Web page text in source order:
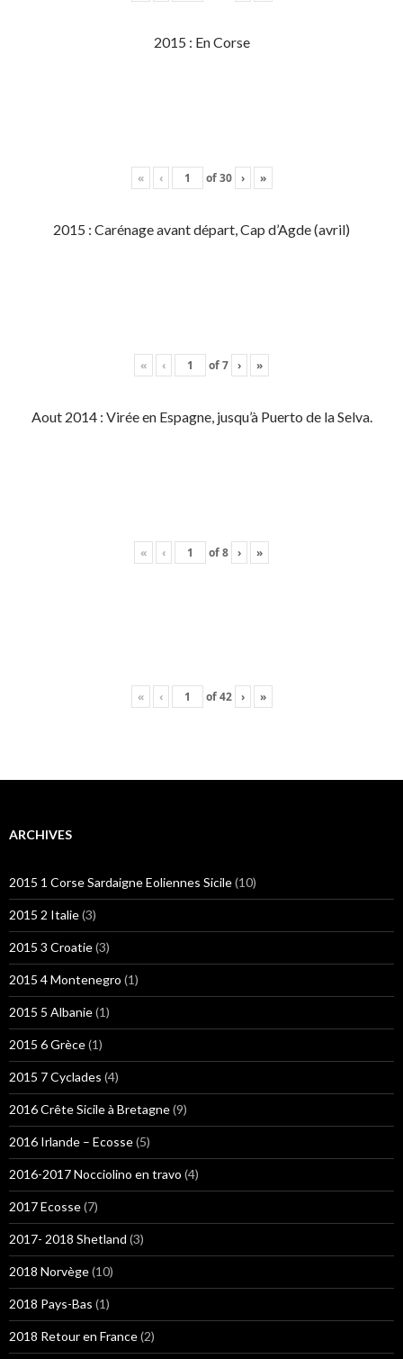
2015 : En Corse
« ‹ of30 › »
2015 : Carénage avant départ, Cap d’Agde (avril)
« ‹ of7 › »
Aout 2014 : Virée en Espagne, jusqu’à Puerto de la Selva.
« ‹ of8 › »
« ‹ of42 › »
ARCHIVES
2015 1 Corse Sardaigne Eoliennes Sicile(10)
2015 2 Italie(3)
2015 3 Croatie(3)
2015 4 Montenegro (1)
2015 5 Albanie(1)
2015 6 Grèce(1)
2015 7 Cyclades (4)
2016 Crête Sicile à Bretagne(9)
2016 Irlande – Ecosse(5)
2016-2017 Nocciolino en travo (4)
2017 Ecosse(7)
2017- 2018 Shetland (3)
2018 Norvège(10)
2018 Pays-Bas (1)
2018 Retour en France(2)